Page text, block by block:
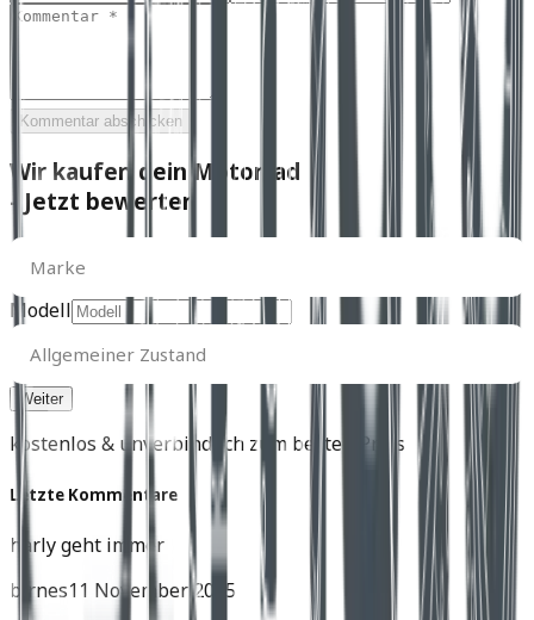
Kommentar abschicken
Wir kaufen dein Motorrad
- Jetzt bewerten
Marke
Marke
Modell
Allgemeiner
Zustand
Allgemeiner Zustand
kostenlos & unverbindlich zum besten Preis
Letzte Kommentare
harly geht immer
birnes11 November 2025